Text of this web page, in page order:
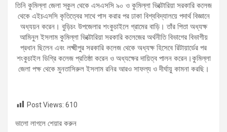
তিনি কুমিল্লা জেলা স্কুল থেকে এসএসসি ৯০ ও কুমিল্লা ভিক্টোরিয়া সরকারি কলেজ
থেকে এইচএসসি কৃতিত্বের সাথে পাস করার পর ঢাকা বিশ্ববিদ্যালয়ে পদার্থ বিজ্ঞানে
অধ্যয়ন করেন। বুড়িচং উপজেলার শংকুচাইলে গ্রামের বাড়ি। তাঁর পিতা অধ্যক্ষ
আমিনুল ইসলাম কুমিল্লা ভিক্টোরিয়া সরকারি কলেজের অর্থনীতি বিভাগের বিভাগীয়
প্রধান ছিলেন এবং লক্ষ্মীপুর সরকারি কলেজ থেকে অধ্যক্ষ হিসেবে রিটায়ার্ডের পর
শংকুচাইল ডিগ্রি কলেজ প্রতিষ্ঠা করেন ও অধ্যক্ষের দায়িত্ব পালন করেন।কুমিল্লা
জেলা পক্ষ থেকে মুনতাসিরুল ইসলাম রনির আরও সাফল্য ও দীর্ঘায়ু কামনা করছি।
Post Views: 610
ভালো লাগলে শেয়ার করুন